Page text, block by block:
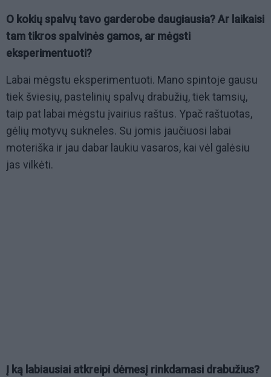
O kokių spalvų tavo garderobe daugiausia? Ar laikaisi
tam tikros spalvinės gamos, ar mėgsti
eksperimentuoti?
Labai mėgstu eksperimentuoti. Mano spintoje gausu
tiek šviesių, pastelinių spalvų drabužių, tiek tamsių,
taip pat labai mėgstu įvairius raštus. Ypač raštuotas,
gėlių motyvų sukneles. Su jomis jaučiuosi labai
moteriška ir jau dabar laukiu vasaros, kai vėl galėsiu
jas vilkėti.
Į ką labiausiai atkreipi dėmesį rinkdamasi drabužius?